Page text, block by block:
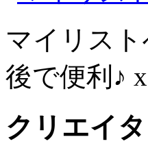
マイリス
後で便利♪ x
クリエイ